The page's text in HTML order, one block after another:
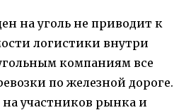
на уголь не приводит к
логистики внутри
компаниям все
по железной дороге.
участников рынка и